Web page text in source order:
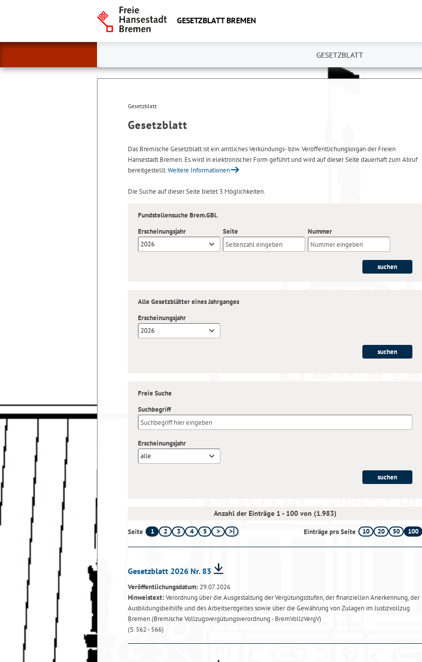
GESETZBLATT BREMEN
GESETZBLATT
Gesetzblatt
Gesetzblatt
Das Bremische Gesetzblatt ist ein amtliches Verkündungs- bzw. Veröffentlichungsorgan der Freien
Hansestadt Bremen. Es wird in elektronischer Form geführt und wird auf dieser Seite dauerhaft zum Abruf
bereitgestellt.Weitere Informationen
Die Suche auf dieser Seite bietet 3 Möglichkeiten.
Fundstellensuche Brem.GBl.
Erscheinungsjahr
2026
Seite Nummer
Alle Gesetzblätter eines Jahrganges
Erscheinungsjahr
2026
Freie Suche
Suchbegriff
Erscheinungsjahr
alle
Anzahl der Einträge 1 - 100 von (1.983)
Seite 1 2 3 4 5 Einträge pro Seite 10 20 50 100
Gesetzblatt 2026 Nr. 83
Veröffentlichungsdatum: 29.07.2026
Hinweistext:Verordnung über die Ausgestaltung der Vergütungsstufen, der finanziellen Anerkennung, der
Ausbildungsbeihilfe und des Arbeitsentgeltes sowie über die Gewährung von Zulagen im Justizvollzug
Bremen (Bremische Vollzugsvergütungsverordnung - BremVollzVergV)
(S. 562 - 566)